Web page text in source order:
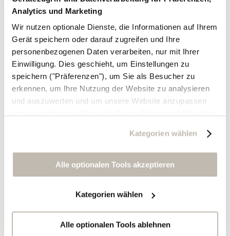
Analytics und Marketing
Wir nutzen optionale Dienste, die Informationen auf Ihrem
Gerät speichern oder darauf zugreifen und Ihre
personenbezogenen Daten verarbeiten, nur mit Ihrer
Einwilligung. Dies geschieht, um Einstellungen zu
speichern ("Präferenzen"), um Sie als Besucher zu
erkennen, um Ihre Nutzung der Website zu analysieren
und auszuwerten und um unsere Website anzupassen
zu erstellen, um personalisierte Werbung auszuliefern,
Sie erneut mit Werbung anzusprechen sowie um unsere
Werbekampagnen auszuwerten ("Marketing").
Ihre Daten werden mit Dienstanbietern geteilt, die wir in
der Datenschutzerklärung genauer auflisten oder wenn
Sie auf "Kategorien wählen" klicken.
Kategorien wählen
Alle optionalen Tools akzeptieren
Kategorien wählen
Alle optionalen Tools ablehnen